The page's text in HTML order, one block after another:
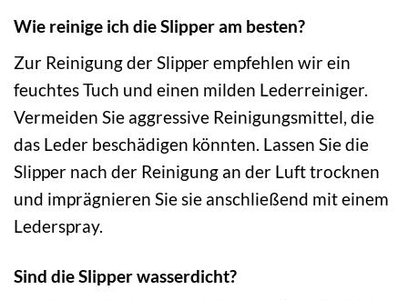
Wie reinige ich die Slipper am besten?
Zur Reinigung der Slipper empfehlen wir ein
feuchtes Tuch und einen milden Lederreiniger.
Vermeiden Sie aggressive Reinigungsmittel, die
das Leder beschädigen könnten. Lassen Sie die
Slipper nach der Reinigung an der Luft trocknen
und imprägnieren Sie sie anschließend mit einem
Lederspray.
Sind die Slipper wasserdicht?